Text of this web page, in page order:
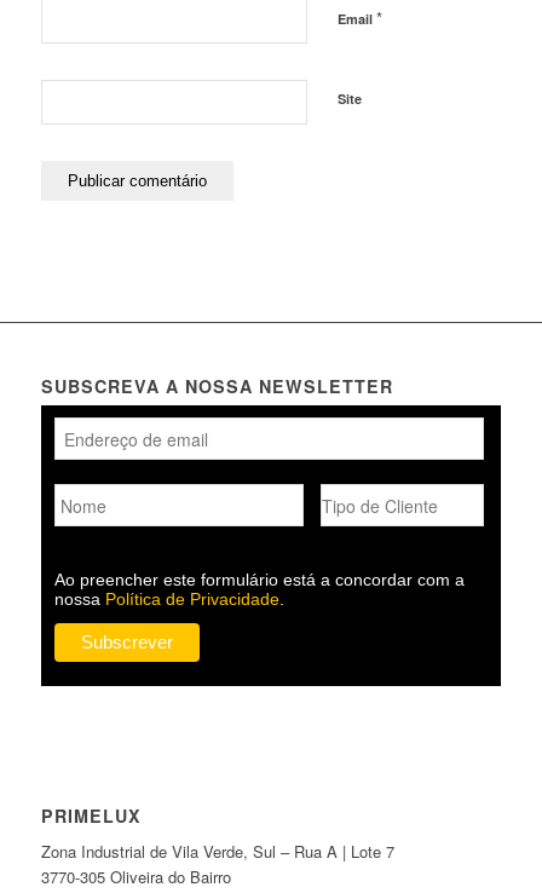
Email *
Site
SUBSCREVA A NOSSA NEWSLETTER
Ao preencher este formulário está a concordar com a
nossa Política de Privacidade
PRIMELUX
Zona Industrial de Vila Verde, Sul – Rua A | Lote 7
3770-305 Oliveira do Bairro